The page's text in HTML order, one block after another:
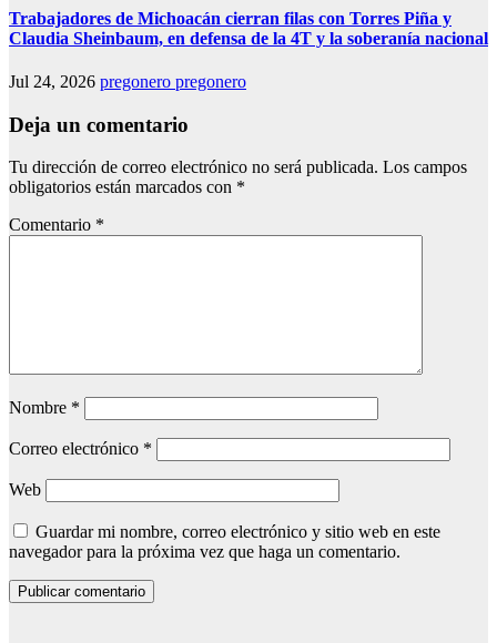
Trabajadores de Michoacán cierran filas con Torres Piña y
Claudia Sheinbaum, en defensa de la 4T y la soberanía nacional
Jul 24, 2026 pregonero pregonero
Deja un comentario
Tu dirección de correo electrónico no será publicada. Los campos
obligatorios están marcados con *
Comentario *
Nombre *
Correo electrónico *
Web
Guardar mi nombre, correo electrónico y sitio web en este
navegador para la próxima vez que haga un comentario.